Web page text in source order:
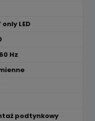
only LED
Hz
podtynkowy